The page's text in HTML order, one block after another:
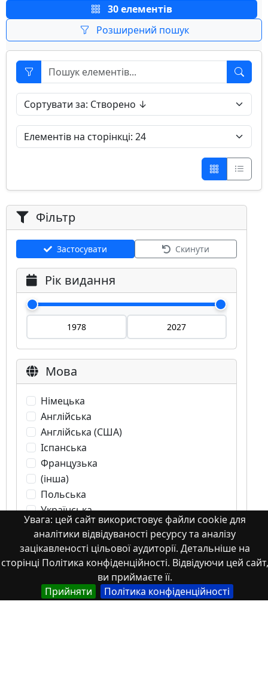
Увага: цей сайт використовує файли cookie для
аналітики відвідуваності ресурсу та аналізу
зацікавленості цільової аудиторії. Детальніше на
сторінці Політика конфіденційності. Відвідуючи цей сайт,
ви приймаєте її.
Прийняти
Політика конфіденційності
30 елементів
Розширений пошук
Фільтр
Застосувати Скинути
Рік видання
Мова
Німецька
Англійська
Англійська (США)
Іспанська
Французька
(інша)
Польська
Українська
Тип
Abstracts of theses and dissertations
Article